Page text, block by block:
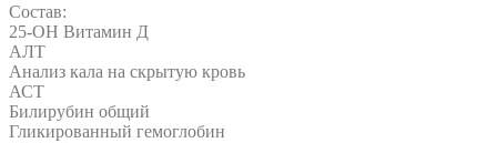
Состав:
25-ОН Витамин Д
АЛТ
Анализ кала на скрытую кровь
АСТ
Билирубин общий
Гликированный гемоглобин